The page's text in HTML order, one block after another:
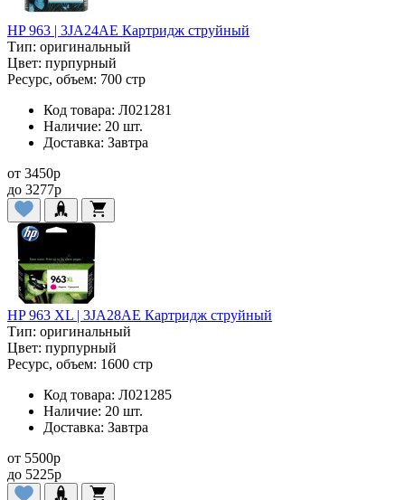
HP 963 | 3JA24AE Картридж струйный
Тип: оригинальный
Цвет: пурпурный
Ресурс, объем: 700 стр
Код товара: Л021281
Наличие: 20 шт.
Доставка: Завтра
от 3450p
до 3277p
HP 963 XL | 3JA28AE Картридж струйный
Тип: оригинальный
Цвет: пурпурный
Ресурс, объем: 1600 стр
Код товара: Л021285
Наличие: 20 шт.
Доставка: Завтра
от 5500p
до 5225p